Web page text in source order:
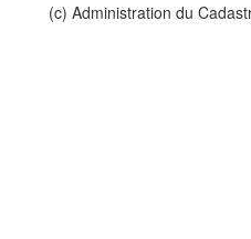
(c) Administration du